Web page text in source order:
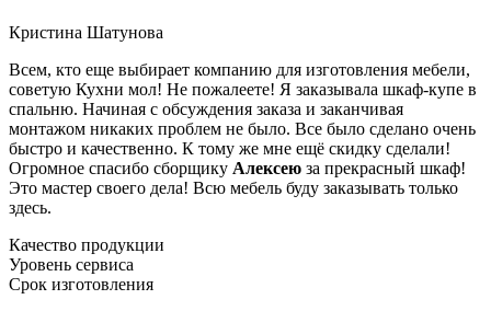
Кристина Шатунова
Всем, кто еще выбирает компанию для изготовления мебели,
советую Кухни мол! Не пожалеете! Я заказывала шкаф-купе в
спальню. Начиная с обсуждения заказа и заканчивая
монтажом никаких проблем не было. Все было сделано очень
быстро и качественно. К тому же мне ещё скидку сделали!
Огромное спасибо сборщику Алексею за прекрасный шкаф!
Это мастер своего дела! Всю мебель буду заказывать только
здесь.
Качество продукции
Уровень сервиса
Срок изготовления